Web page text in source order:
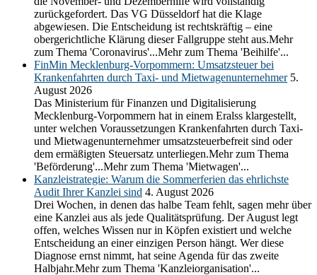
zurückgefordert. Das VG Düsseldorf hat die Klage
abgewiesen. Die Entscheidung ist rechtskräftig – eine
obergerichtliche Klärung dieser Fallgruppe steht aus.Mehr
zum Thema 'Coronavirus'...Mehr zum Thema 'Beihilfe'...
FinMin Mecklenburg-Vorpommern: Umsatzsteuer bei
Krankenfahrten durch Taxi- und Mietwagenunternehmer 5.
August 2026
Das Ministerium für Finanzen und Digitalisierung
Mecklenburg-Vorpommern hat in einem Eralss klargestellt,
unter welchen Voraussetzungen Krankenfahrten durch Taxi-
und Mietwagenunternehmer umsatzsteuerbefreit sind oder
dem ermäßigten Steuersatz unterliegen.Mehr zum Thema
'Beförderung'...Mehr zum Thema 'Mietwagen'...
Kanzleistrategie: Warum die Sommerferien das ehrlichste
Audit Ihrer Kanzlei sind 4. August 2026
Drei Wochen, in denen das halbe Team fehlt, sagen mehr über
eine Kanzlei aus als jede Qualitätsprüfung. Der August legt
offen, welches Wissen nur in Köpfen existiert und welche
Entscheidung an einer einzigen Person hängt. Wer diese
Diagnose ernst nimmt, hat seine Agenda für das zweite
Halbjahr.Mehr zum Thema 'Kanzleiorganisation'...